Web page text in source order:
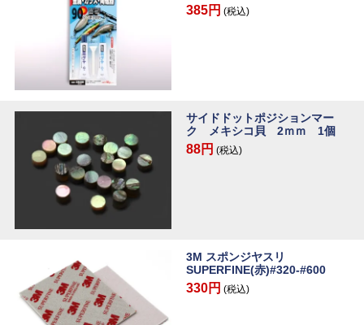
385円 (税込)
サイドドットポジションマー
ク メキシコ貝 2ｍｍ 1個
88円 (税込)
3M スポンジヤスリ
SUPERFINE(赤)#320-#600
330円 (税込)